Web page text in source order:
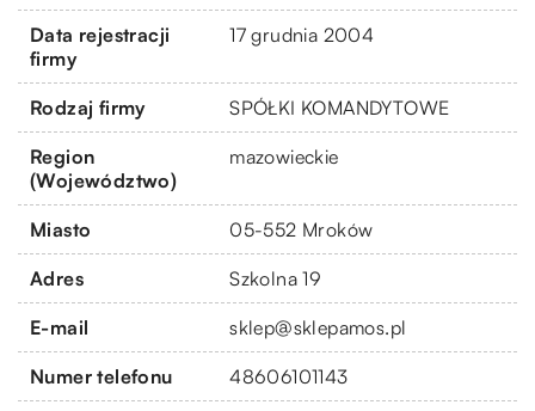
Data rejestracji
firmy
17 grudnia 2004
Rodzaj firmy SPÓŁKI KOMANDYTOWE
Region
(Województwo)
mazowieckie
Miasto 05-552 Mroków
Adres Szkolna 19
E-mail sklep@sklepamos.pl
Numer telefonu 48606101143